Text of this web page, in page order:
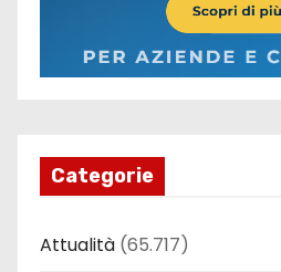
Categorie
Attualità (65.717)